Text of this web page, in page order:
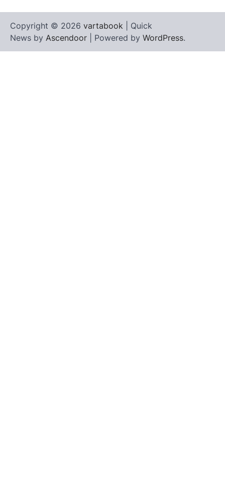
Copyright © 2026 vartabook | Quick
News by Ascendoor | Powered by WordPress.